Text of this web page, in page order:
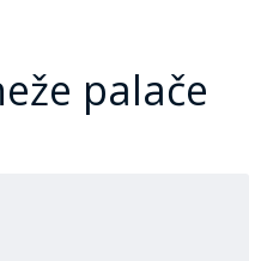
palače